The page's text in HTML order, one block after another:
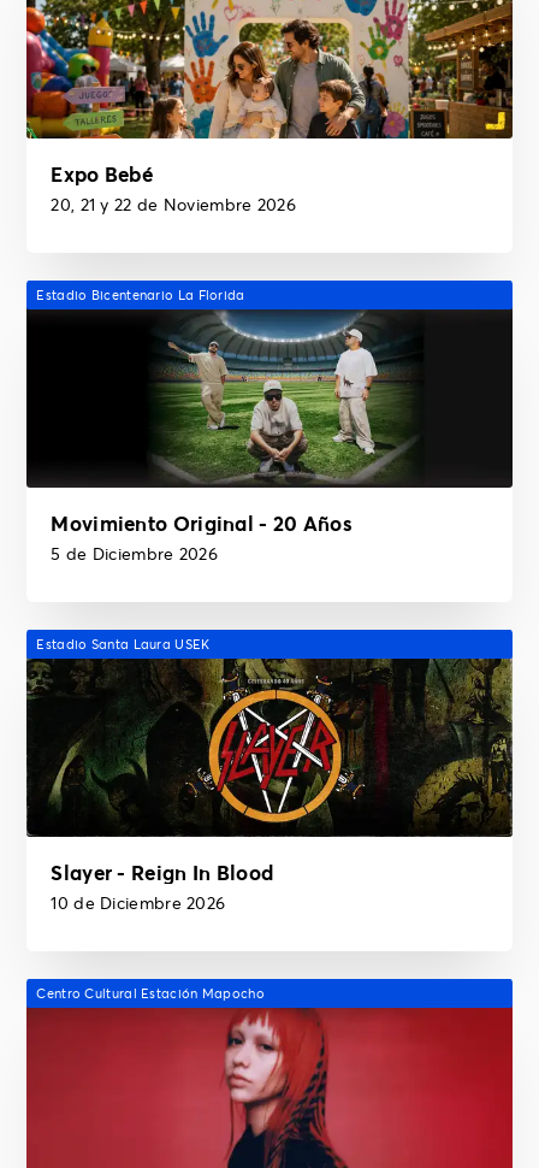
Expo Bebé
20, 21 y 22 de Noviembre 2026
Estadio Bicentenario La Florida
Movimiento Original - 20 Años
5 de Diciembre 2026
Estadio Santa Laura USEK
Slayer - Reign In Blood
10 de Diciembre 2026
Centro Cultural Estación Mapocho